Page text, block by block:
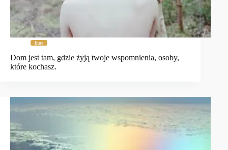
Inne
Dom jest tam, gdzie żyją twoje wspomnienia, osoby,
które kochasz.